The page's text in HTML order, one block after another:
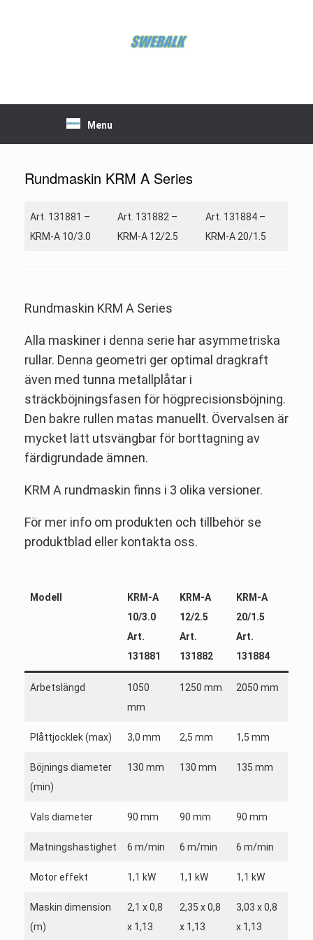
Menu
Rundmaskin KRM A Series
Art. 131881 –
KRM-A 10/3.0
Art. 131882 –
KRM-A 12/2.5
Art. 131884 –
KRM-A 20/1.5
Rundmaskin KRM A Series
Alla maskiner i denna serie har asymmetriska
rullar. Denna geometri ger optimal dragkraft
även med tunna metallplåtar i
sträckböjningsfasen för högprecisionsböjning.
Den bakre rullen matas manuellt. Övervalsen är
mycket lätt utsvängbar för borttagning av
färdigrundade ämnen.
KRM A rundmaskin finns i 3 olika versioner.
För mer info om produkten och tillbehör se
produktblad eller kontakta oss.
Modell
KRM-A
10/3.0
Art.
131881
KRM-A
12/2.5
Art.
131882
KRM-A
20/1.5
Art.
131884
Arbetslängd
1050
mm
1250 mm 2050 mm
Plåttjocklek (max) 3,0 mm 2,5 mm 1,5 mm
Böjnings diameter
(min)
130 mm 130 mm 135 mm
Vals diameter 90 mm 90 mm 90 mm
Matningshastighet 6 m/min 6 m/min 6 m/min
Motor effekt 1,1 kW 1,1 kW 1,1 kW
Maskin dimension
(m)
2,1 x 0,8
x 1,13
2,35 x 0,8
x 1,13
3,03 x 0,8
x 1,13